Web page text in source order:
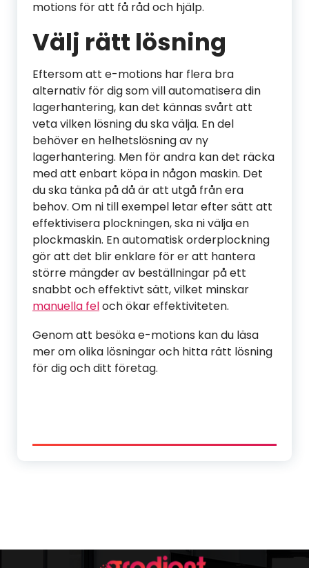
motions för att få råd och hjälp.
Välj rätt lösning
Eftersom att e-motions har flera bra
alternativ för dig som vill automatisera din
lagerhantering, kan det kännas svårt att
veta vilken lösning du ska välja. En del
behöver en helhetslösning av ny
lagerhantering. Men för andra kan det räcka
med att enbart köpa in någon maskin. Det
du ska tänka på då är att utgå från era
behov. Om ni till exempel letar efter sätt att
effektivisera plockningen, ska ni välja en
plockmaskin. En automatisk orderplockning
gör att det blir enklare för er att hantera
större mängder av beställningar på ett
snabbt och effektivt sätt, vilket minskar
manuella feloch ökar effektiviteten.
Genom att besöka e-motions kan du läsa
mer om olika lösningar och hitta rätt lösning
för dig och ditt företag.